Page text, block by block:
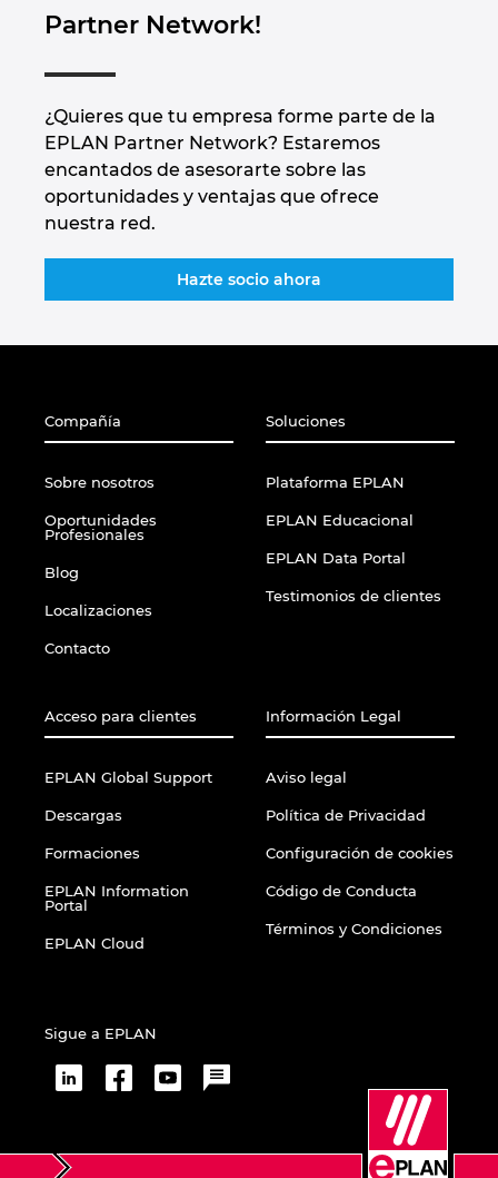
Partner Network!
¿Quieres que tu empresa forme parte de la
EPLAN Partner Network? Estaremos
encantados de asesorarte sobre las
oportunidades y ventajas que ofrece
nuestra red.
Hazte socio ahora
Compañía
Sobre nosotros
Oportunidades
Profesionales
Blog
Localizaciones
Contacto
Soluciones
Plataforma EPLAN
EPLAN Educacional
EPLAN Data Portal
Testimonios de clientes
Acceso para clientes
EPLAN Global Support
Descargas
Formaciones
EPLAN Information
Portal
EPLAN Cloud
Información Legal
Aviso legal
Política de Privacidad
Configuración de cookies
Código de Conducta
Términos y Condiciones
Sigue a EPLAN
Netherlands
New Zealand
Norway
Philippines
Romania
Serbia
Slovenia
South Korea
Spain
Switzerland
Thailand